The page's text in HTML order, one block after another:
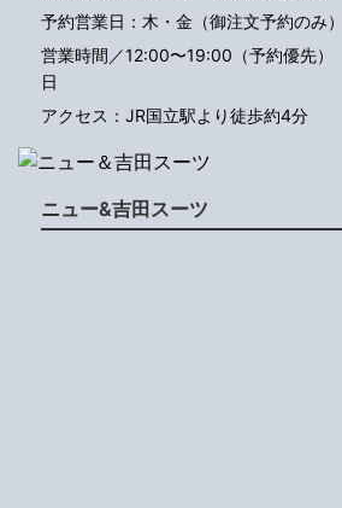
予約営業日：木・金（御注文予約のみ）
営業時間／12:00〜19:00（予約優先）
日
アクセス：JR国立駅より徒歩約4分
ニュー&吉田スーツ